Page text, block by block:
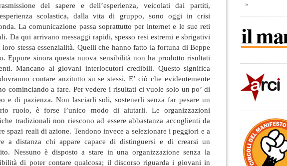
del sapere e dell’esperienza, veicolati dai partiti,
scolastica, dalla vita di gruppo, sono oggi in crisi
La comunicazione passa soprattutto per internet e le sue reti
Da qui arrivano messaggi rapidi, spesso resi estremi e sbrigativi
loro stessa essenzialità. Quelli che hanno fatto la fortuna di Beppe
Eppure sinora questa nuova sensibilità non ha prodotto risultati
Mancano ai giovani interlocutori credibili. Questo significa
contare anzitutto su se stessi. E’ ciò che evidentemente
cominciando a fare. Per vedere i risultati ci vuole solo un po’ di
e di pazienza. Non lasciarli soli, sostenerli senza far pesare un
ruolo, è forse l’unico modo di aiutarli. Le organizzazioni
tradizionali non riescono ad essere abbastanza accoglienti da
spazi reali di azione. Tendono invece a selezionare i peggiori e a
a distanza chi appare capace di distinguersi e di crearsi un
Nessuno è disposto a stare in una organizzazione senza la
di poter contare qualcosa; il discorso riguarda i giovani in